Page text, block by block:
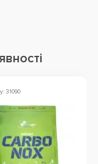
31090